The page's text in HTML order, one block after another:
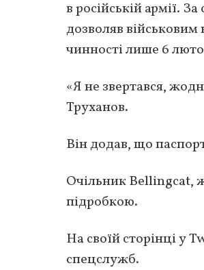
в російській армії.
дозволяв військовим
чинності лише 6
«Я не звертався,
Труханов.
Він додав, що
Очільник Bellingcat,
підробкою.
На своїй сторінці у
спецслужб.